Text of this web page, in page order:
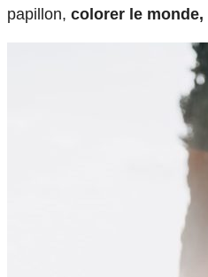
papillon, colorer le